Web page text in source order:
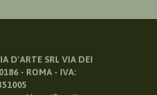
D'ARTE SRL VIA DEI
- ROMA - IVA: